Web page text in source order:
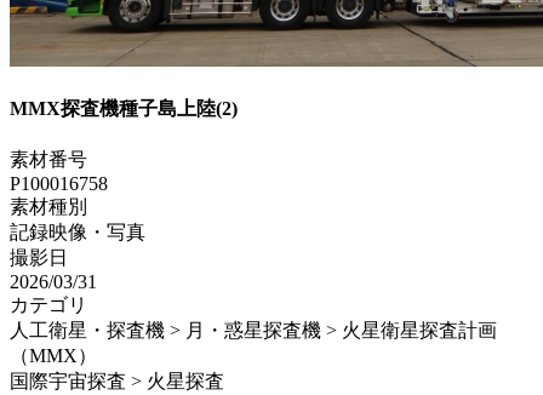
MMX探査機種子島上陸(2)
素材番号
P100016758
素材種別
記録映像・写真
撮影日
2026/03/31
カテゴリ
人工衛星・探査機 > 月・惑星探査機 > 火星衛星探査計画
（MMX）
国際宇宙探査 > 火星探査